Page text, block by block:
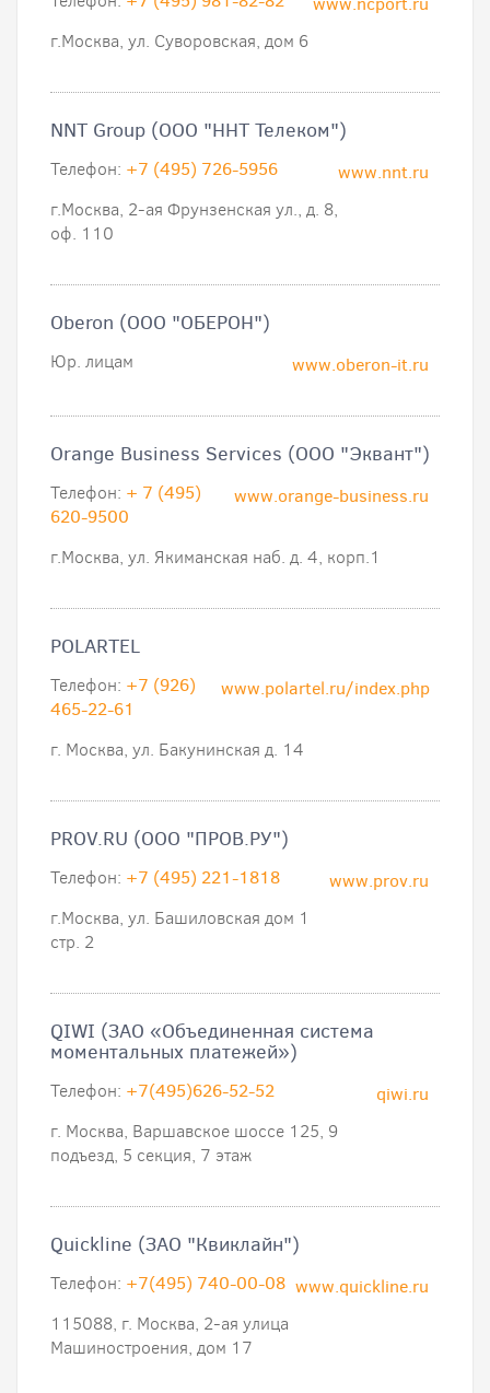
г.Москва, ул. Суворовская, дом 6
NNT Group (ООО "ННТ Телеком")
www.nnt.ru
Телефон: +7 (495) 726-5956
г.Москва, 2-ая Фрунзенская ул., д. 8,
оф. 110
Oberon (ООО "ОБЕРОН")
www.oberon-it.ru
Юр. лицам
Orange Business Services (ООО "Эквант")
www.orange-business.ru
Телефон: + 7 (495)
620-9500
г.Москва, ул. Якиманская наб. д. 4, корп.1
POLARTEL
www.polartel.ru/index.php
Телефон: +7 (926)
465-22-61
г. Москва, ул. Бакунинская д. 14
PROV.RU (ООО "ПРОВ.РУ")
www.prov.ru
Телефон: +7 (495) 221-1818
г.Москва, ул. Башиловская дом 1
стр. 2
QIWI (ЗАО «Объединенная система
моментальных платежей»)
qiwi.ru
Телефон: +7(495)626-52-52
г. Москва, Варшавское шоссе 125, 9
подъезд, 5 секция, 7 этаж
Quickline (ЗАО "Квиклайн")
www.quickline.ru
Телефон: +7(495) 740-00-08
115088, г. Москва, 2-ая улица
Машиностроения, дом 17